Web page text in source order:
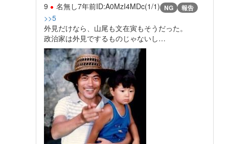
9 名無し7年前ID:A0MzI4MDc(1/1) NG 報告
>>5
外見だけなら、山尾も文在寅もそうだった。
政治家は外見でするものじゃないし…